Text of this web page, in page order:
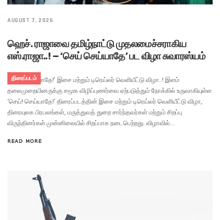
திரைப்படம்
AUGUST 7, 2026
ஹெச். ராஜாவை தமிழ்நாட்டு முதலமைச்சராகிய
எஸ்.ராஜா..! – ‘செய் செய்யாதே’ பட விழா சுவாரஸ்யம்
‘செய்! செய்யாதே!’ இசை மற்றும் டிரெய்லர் வெளியீட்டு விழா..! இளம்
தலைமுறையினருக்கு சமூக விழிப்புணர்வை ஏற்படுத்தும் நோக்கில் உருவாகியுள்ள
‘செய்! செய்யாதே!’ திரைப்படத்தின் இசை மற்றும் டிரெய்லர் வெளியீட்டு விழா,
திரையுலக பிரபலங்கள், மருத்துவத் துறை சார்ந்தவர்கள் மற்றும் சிறப்பு
விருந்தினர்கள் முன்னிலையில் சிறப்பாக நடைபெற்றது. விழாவில்...
READ MORE